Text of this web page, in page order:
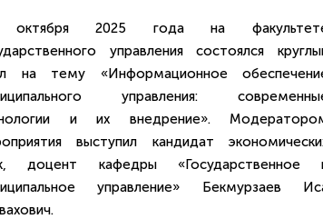
2025 года на
управления состоялся
на тему «Информационное
управления:
и их внедрение».
выступил кандидат
доцент кафедры «Государственное
управление» Бекмурзаев